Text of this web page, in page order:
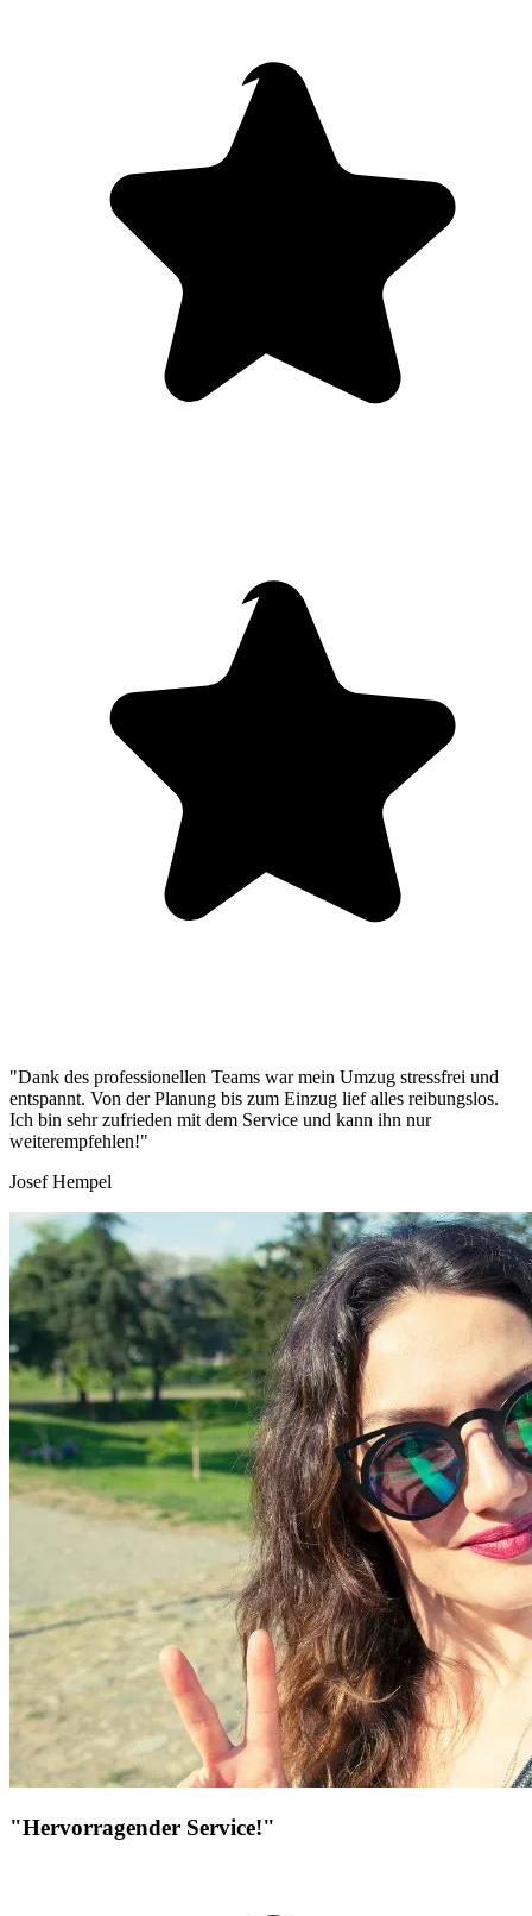
"Dank des professionellen Teams war mein Umzug stressfrei und
entspannt. Von der Planung bis zum Einzug lief alles reibungslos.
Ich bin sehr zufrieden mit dem Service und kann ihn nur
weiterempfehlen!"
Josef Hempel
"Hervorragender Service!"